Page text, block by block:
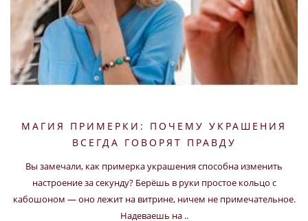
МАГИЯ ПРИМЕРКИ: ПОЧЕМУ УКРАШЕНИЯ
ВСЕГДА ГОВОРЯТ ПРАВДУ
Вы замечали, как примерка украшения способна изменить
настроение за секунду? Берёшь в руки простое кольцо с
кабошоном — оно лежит на витрине, ничем не примечательное.
Надеваешь на ..